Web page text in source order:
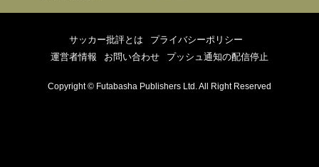
サッカー批評とは
プライバシーポリシー
運営者情報
お問い合わせ プッシュ通知の配信停止
Copyright © Futabasha Publishers Ltd. All Right Reserved